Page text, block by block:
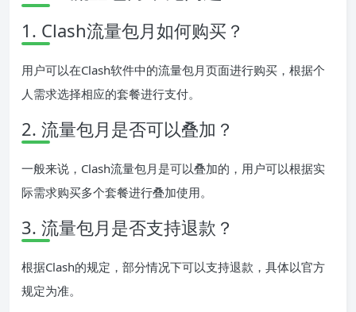
1. Clash流量包月如何购买？
用户可以在Clash软件中的流量包月页面进行购买，根据个
人需求选择相应的套餐进行支付。
2. 流量包月是否可以叠加？
一般来说，Clash流量包月是可以叠加的，用户可以根据实
际需求购买多个套餐进行叠加使用。
3. 流量包月是否支持退款？
根据Clash的规定，部分情况下可以支持退款，具体以官方
规定为准。